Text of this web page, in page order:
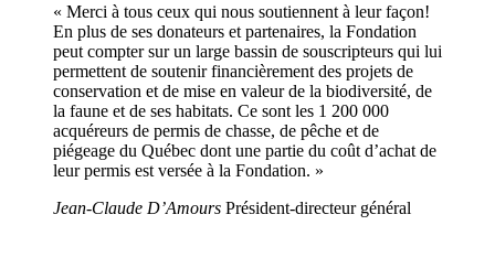
« Merci à tous ceux qui nous soutiennent à leur façon!
En plus de ses donateurs et partenaires, la Fondation
peut compter sur un large bassin de souscripteurs qui lui
permettent de soutenir financièrement des projets de
conservation et de mise en valeur de la biodiversité, de
la faune et de ses habitats. Ce sont les 1 200 000
acquéreurs de permis de chasse, de pêche et de
piégeage du Québec dont une partie du coût d’achat de
leur permis est versée à la Fondation. »
Jean-Claude D’Amours Président-directeur général